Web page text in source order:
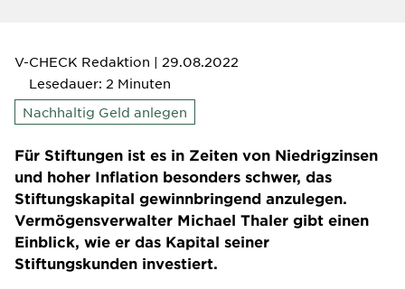
V-CHECK Redaktion | 29.08.2022
Lesedauer: 2 Minuten
Nachhaltig Geld anlegen
Für Stiftungen ist es in Zeiten von Niedrigzinsen
und hoher Inflation besonders schwer, das
Stiftungskapital gewinnbringend anzulegen.
Vermögensverwalter Michael Thaler gibt einen
Einblick, wie er das Kapital seiner
Stiftungskunden investiert.